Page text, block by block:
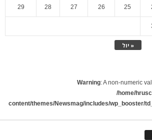
« יול
25
26
27
28
29
Warning: A non-numeric
/home/
content/themes/Newsmag/includes/wp_booster/